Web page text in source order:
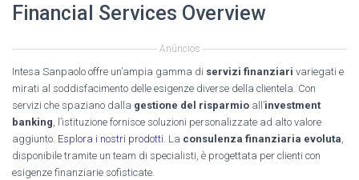
Financial Services Overview
Anúncios
Intesa Sanpaolo offre un’ampia gamma di servizi finanziari variegati e
mirati al soddisfacimento delle esigenze diverse della clientela. Con
servizi che spaziano dalla gestione del risparmio all’investment
banking , l’istituzione fornisce soluzioni personalizzate ad alto valore
aggiunto. Esplora i nostri prodotti . La consulenza finanziaria evoluta
disponibile tramite un team di specialisti, è progettata per clienti con
esigenze finanziarie sofisticate.